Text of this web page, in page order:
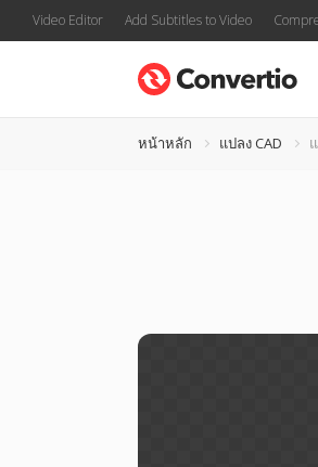
Video Editor Add Subtitles to Video
หน้าหลัก แปลง CAD